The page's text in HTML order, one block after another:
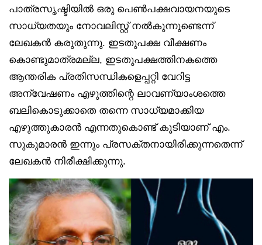
പാത്രസൃഷ്ടിയില്‍ ഒരു പെണ്‍പക്ഷവായനയുടെ
സാധ്യതയും നോവലിസ്റ്റ് നല്‍കുന്നുണ്ടെന്ന്
ലേഖകന്‍ കരുതുന്നു. ഇടതുപക്ഷ വീക്ഷണം
കൊണ്ടുമാത്രമല്ല, ഇടതുപക്ഷത്തിനകത്തെ
ആന്തരിക പ്രതിസന്ധികളെപ്പറ്റി വേറിട്ട
അന്വേഷണം എഴുത്തിന്റെ ലാവണ്യാംശത്തെ
ബലികൊടുക്കാതെ തന്നെ സാധ്യമാക്കിയ
എഴുത്തുകാരന്‍ എന്നതുകൊണ്ട് കൂടിയാണ് എം.
സുകുമാരന്‍ ഇന്നും പ്രസക്തനായിരിക്കുന്നതെന്ന്
ലേഖകന്‍ നിരീക്ഷിക്കുന്നു.